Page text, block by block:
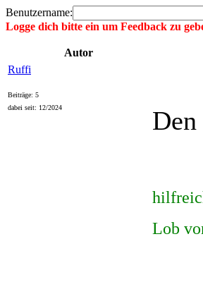
Benutzername:
Logge dich bitte ein um Feedback zu
Autor
Ruffi
Beiträge: 5
dabei seit: 12/2024
Lob